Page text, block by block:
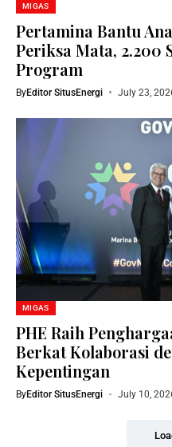
MIGAS
Pertamina Bantu
Periksa Mata, 2.200
Program
ByEditor SitusEnergi July 23,
MIGAS
PHE Raih
Berkat Kolaborasi
Kepentingan
ByEditor SitusEnergi July 10,